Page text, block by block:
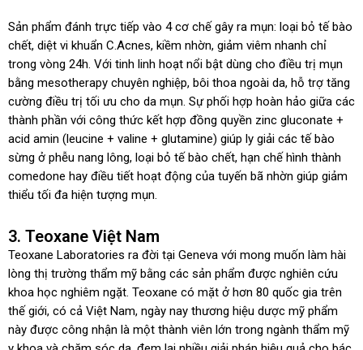
Sản phẩm đánh trực tiếp vào 4 cơ chế gây ra mụn: loại bỏ tế bào
chết, diệt vi khuẩn C.Acnes, kiềm nhờn, giảm viêm nhanh chỉ
trong vòng 24h. Với tinh linh hoạt nổi bật dùng cho điều trị mụn
bằng mesotherapy chuyên nghiệp, bôi thoa ngoài da, hỗ trợ tăng
cường điều trị tối ưu cho da mụn. Sự phối hợp hoàn hảo giữa các
thành phần với công thức kết hợp đồng quyền zinc gluconate +
acid amin (leucine + valine + glutamine) giúp ly giải các tế bào
sừng ở phễu nang lông, loại bỏ tế bào chết, hạn chế hình thành
comedone hay điều tiết hoạt động của tuyến bã nhờn giúp giảm
thiểu tối đa hiện tượng mụn.
3. Teoxane Việt Nam
Teoxane Laboratories ra đời tại Geneva với mong muốn làm hài
lòng thị trường thẩm mỹ bằng các sản phẩm được nghiên cứu
khoa học nghiêm ngặt. Teoxane có mặt ở hơn 80 quốc gia trên
thế giới, có cả Việt Nam, ngày nay thương hiệu dược mỹ phẩm
này được công nhận là một thành viên lớn trong ngành thẩm mỹ